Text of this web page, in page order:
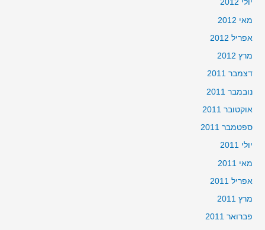
יולי 2012
מאי 2012
אפריל 2012
מרץ 2012
דצמבר 2011
נובמבר 2011
אוקטובר 2011
ספטמבר 2011
יולי 2011
מאי 2011
אפריל 2011
מרץ 2011
פברואר 2011